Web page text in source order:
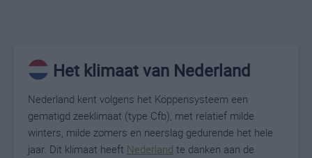
Het klimaat van Nederland
Nederland kent volgens het Köppensysteem een
gematigd zeeklimaat (type Cfb), met relatief milde
winters, milde zomers en neerslag gedurende het hele
jaar. Dit klimaat heeft Nederland te danken aan de